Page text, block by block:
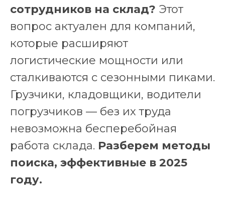
сотрудников на склад? Этот
вопрос актуален для компаний,
которые расширяют
логистические мощности или
сталкиваются с сезонными пиками.
Грузчики, кладовщики, водители
погрузчиков — без их труда
невозможна бесперебойная
работа склада. Разберем методы
поиска, эффективные в 2025
году.